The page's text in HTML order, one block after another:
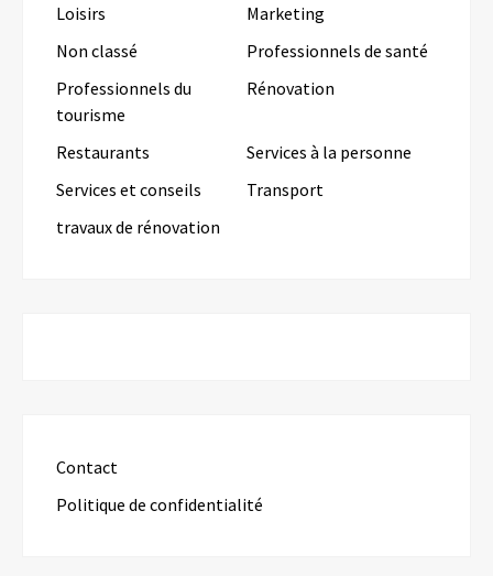
Loisirs
Marketing
Non classé
Professionnels de santé
Professionnels du
tourisme
Rénovation
Restaurants
Services à la personne
Services et conseils
Transport
travaux de rénovation
Contact
Politique de confidentialité